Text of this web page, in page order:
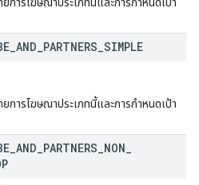
AND PARTNERS SIMPLE
การโฆษณาประเภทนี้และการกำหนดเป้า
AND PARTNERS NON